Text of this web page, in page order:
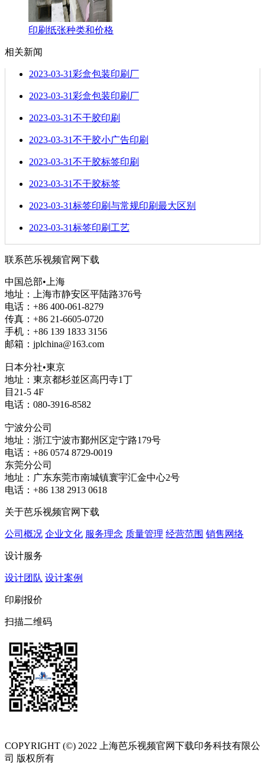
印刷纸张种类和价格
相关新闻
2023-03-31彩盒包装印刷厂
2023-03-31彩盒包装印刷厂
2023-03-31不干胶印刷
2023-03-31不干胶小广告印刷
2023-03-31不干胶标签印刷
2023-03-31不干胶标签
2023-03-31标签印刷与常规印刷最大区别
2023-03-31标签印刷工艺
联系芭乐视频官网下载
中国总部•上海
地址：上海市静安区平陆路376号
电话：+86 400-061-8279
传真：+86 21-6605-0720
手机：+86 139 1833 3156
邮箱：jplchina@163.com
日本分社•東京
地址：東京都杉並区高円寺1丁
目21-5 4F
电话：080-3916-8582
宁波分公司
地址：浙江宁波市鄞州区定宁路179号
电话：+86 0574 8729-0019
东莞分公司
地址：广东东莞市南城镇寰宇汇金中心2号
电话：+86 138 2913 0618
关于芭乐视频官网下载
公司概况 企业文化 服务理念 质量管理 经营范围 销售网络
设计服务
设计团队 设计案例
印刷报价
扫描二维码
COPYRIGHT (©) 2022 上海芭乐视频官网下载印务科技有限公
司 版权所有